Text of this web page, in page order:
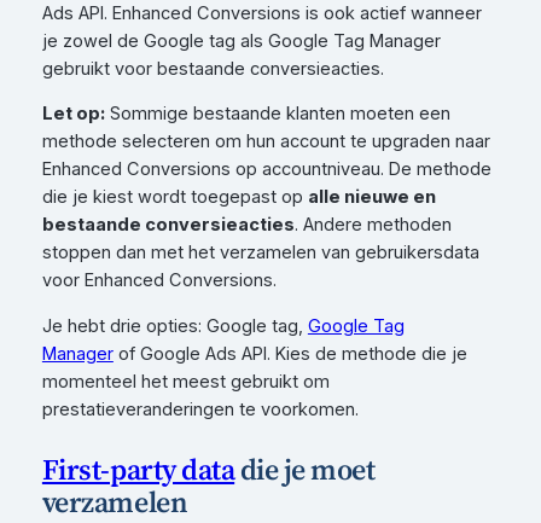
Ads API. Enhanced Conversions is ook actief wanneer
je zowel de Google tag als Google Tag Manager
gebruikt voor bestaande conversieacties.
Let op:Sommige bestaande klanten moeten een
methode selecteren om hun account te upgraden naar
Enhanced Conversions op accountniveau. De methode
die je kiest wordt toegepast op alle nieuwe en
bestaande conversieacties. Andere methoden
stoppen dan met het verzamelen van gebruikersdata
voor Enhanced Conversions.
Je hebt drie opties: Google tag, Google Tag
Managerof Google Ads API. Kies de methode die je
momenteel het meest gebruikt om
prestatieveranderingen te voorkomen.
First-party datadie je moet
verzamelen